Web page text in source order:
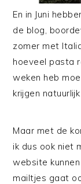
En in Juni
de blog,
zomer met
hoeveel pasta
weken heb
krijgen
Maar met de
ik dus ook niet
website
mailtjes gaat